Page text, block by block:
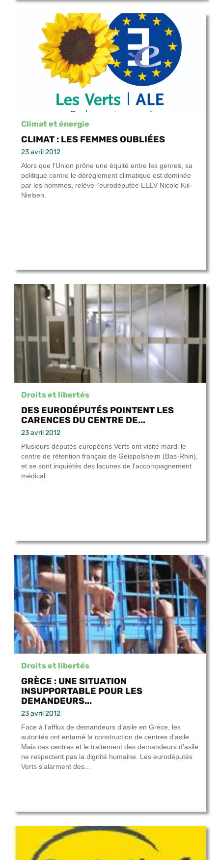
Climat et énergie
CLIMAT : LES FEMMES OUBLIÉES
23 avril 2012
Alors que l’Union prône une équité entre les genres, sa
politique contre le dérèglement climatique est dominée
par les hommes, relève l’eurodéputée EELV Nicole Kiil-
Nielsen.
Droits et libertés
DES EURODÉPUTÉS POINTENT LES
CARENCES DU CENTRE DE...
23 avril 2012
Plusieurs députés européens Verts ont visité mardi le
centre de rétention français de Geispolsheim (Bas-Rhin),
et se sont inquiétés des lacunes de l'accompagnement
médical
Droits et libertés
GRÈCE : UNE SITUATION
INSUPPORTABLE POUR LES
DEMANDEURS...
23 avril 2012
Face à l’afflux de demandeurs d’asile en Grèce, les
autorités ont entamé la construction de centres d'asile.
Mais ces centres et le traitement des demandeurs d'asile
ne respectent pas la dignité humaine. Les eurodéputés
Verts s’alarment des...